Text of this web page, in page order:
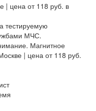
тестируемую
МЧС.